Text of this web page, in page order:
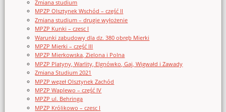
Zmiana studium
MPZP Olsztynek Wschód – część II
Zmiana studium – drugie wyłożenie
MPZP Kunki – czesc I
Warunki zabudowy dla dz. 380 obręb Mierki
MPZP Mierki – część III
MPZP Mierkowska, Zielona i Polna
MPZP Platyny, Warlity, Elgnówko, Gaj, Wigwałd i Zawady
Zmiana Studium 2021
MPZP węzeł Olsztynek Zachód
MPZP Waplewo – część IV
MPZP ul. Behringa
MPZP Królikowo – czesc I